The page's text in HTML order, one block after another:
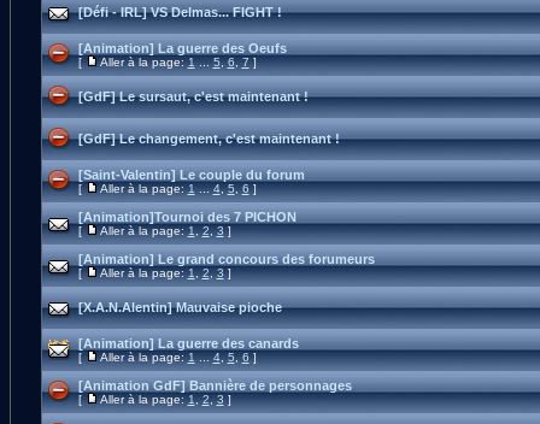
[Défi - IRL] VS Delmas... FIGHT !
[Animation] La guerre des Oeufs
[ Aller à la page:1...5,6,7]
[GdF] Le sursaut, c'est maintenant !
[GdF] Le changement, c'est maintenant !
[Saint-Valentin] Le couple du forum
[ Aller à la page:1...4,5,6]
[Animation]Tournoi des 7 PICHON
[ Aller à la page:1,2,3]
[Animation] Le grand concours des forumeurs
[ Aller à la page:1,2,3]
[X.A.N.Alentin] Mauvaise pioche
[Animation] La guerre des canards
[ Aller à la page:1...4,5,6]
[Animation GdF] Bannière de personnages
[ Aller à la page:1,2,3]